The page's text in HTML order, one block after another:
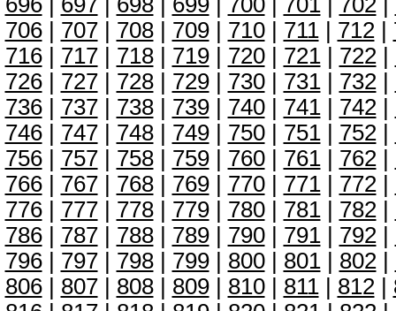
706| 707| 708| 709| 710| 711| 712|
716| 717| 718| 719| 720| 721| 722|
726| 727| 728| 729| 730| 731| 732|
736| 737| 738| 739| 740| 741| 742|
746| 747| 748| 749| 750| 751| 752|
756| 757| 758| 759| 760| 761| 762|
766| 767| 768| 769| 770| 771| 772|
776| 777| 778| 779| 780| 781| 782|
786| 787| 788| 789| 790| 791| 792|
796| 797| 798| 799| 800| 801| 802|
806| 807| 808| 809| 810| 811| 812|